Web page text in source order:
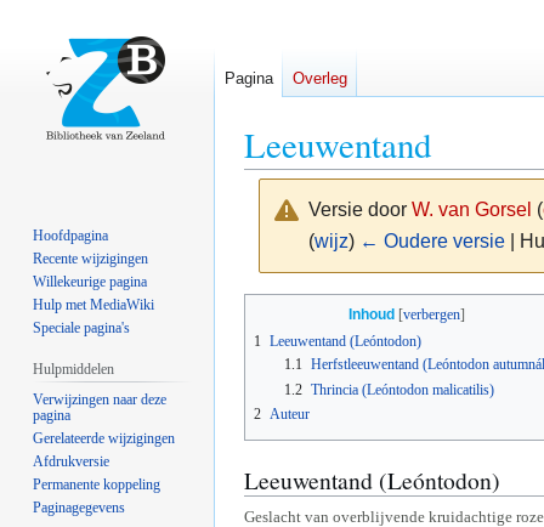
Leeuwentand
Versie door W. van Gorsel (
(wijz) ← Oudere versie|
navigatie
springen
zoeken
springen
Inhoud
1 Leeuwentand (Leóntodon)
1.1 Herfstleeuwentand (Leóntodon
1.2 Thrincia (Leóntodon malicatilis)
2 Auteur
Leeuwentand (Leóntodon)
Geslacht van overblijvende kruidachtige
Pagina Overleg
Hoofdpagina
Recente wijzigingen
Willekeurige pagina
Hulp met MediaWiki
Speciale pagina's
Hulpmiddelen
Verwijzingen naar deze
pagina
Gerelateerde wijzigingen
Afdrukversie
Permanente koppeling
Paginagegevens